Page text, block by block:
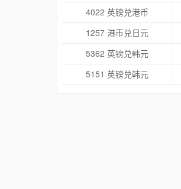
4022 英镑兑港币
1257 港币兑日元
5362 英镑兑韩元
5151 英镑兑韩元